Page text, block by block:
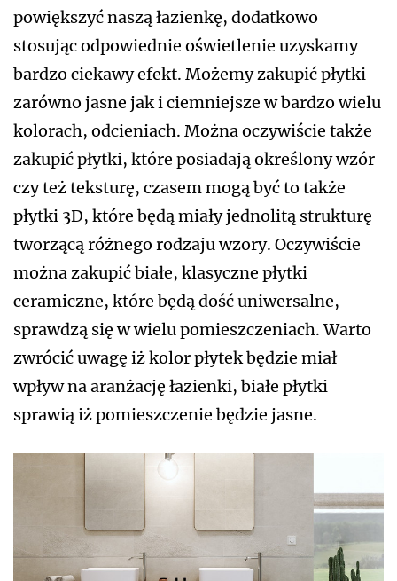
powiększyć naszą łazienkę, dodatkowo
stosując odpowiednie oświetlenie uzyskamy
bardzo ciekawy efekt. Możemy zakupić płytki
zarówno jasne jak i ciemniejsze w bardzo wielu
kolorach, odcieniach. Można oczywiście także
zakupić płytki, które posiadają określony wzór
czy też teksturę, czasem mogą być to także
płytki 3D, które będą miały jednolitą strukturę
tworzącą różnego rodzaju wzory. Oczywiście
można zakupić białe, klasyczne płytki
ceramiczne, które będą dość uniwersalne,
sprawdzą się w wielu pomieszczeniach. Warto
zwrócić uwagę iż kolor płytek będzie miał
wpływ na aranżację łazienki, białe płytki
sprawią iż pomieszczenie będzie jasne.